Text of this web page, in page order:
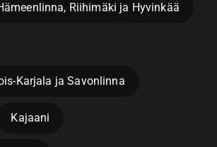
Riihimäki ja Hyvinkää
Karjala ja Savonlinna
Kajaani